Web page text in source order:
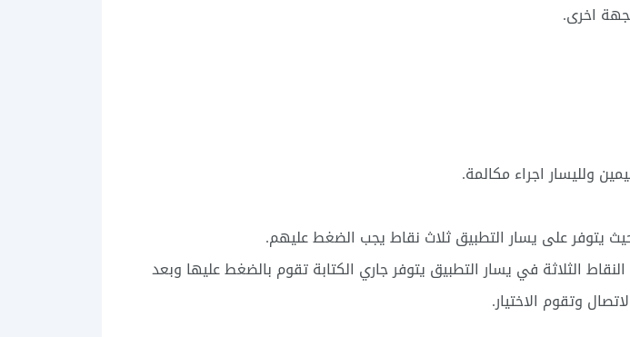
اخرى.
ولليسار اجراء مكالمة.
يتوفر على يسار التطبيق ثلاث نقاط يجب الضغط عليهم.
الثلاثة في يسار التطبيق يتوفر جاري الكتابة تقوم بالضغط عليها وبعد
وتقوم الاختيار.